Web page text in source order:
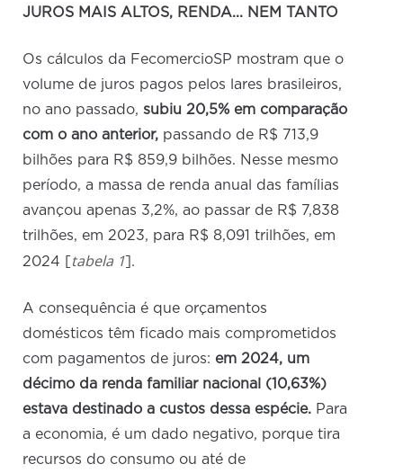
JUROS MAIS ALTOS, RENDA... NEM TANTO
Os cálculos da FecomercioSP mostram que o
volume de juros pagos pelos lares brasileiros,
no ano passado,subiu 20,5% em comparação
com o ano anterior, passando de R$ 713,9
bilhões para R$ 859,9 bilhões. Nesse mesmo
período, a massa de renda anual das famílias
avançou apenas 3,2%, ao passar de R$ 7,838
trilhões, em 2023, para R$ 8,091 trilhões, em
2024 [
tabela 1 ].
A consequência é que orçamentos
domésticos têm ficado mais comprometidos
com pagamentos de juros: em 2024, um
décimo da renda familiar nacional (10,63%)
estava destinado a custos dessa espécie. Para
a economia, é um dado negativo, porque tira
recursos do consumo ou até de